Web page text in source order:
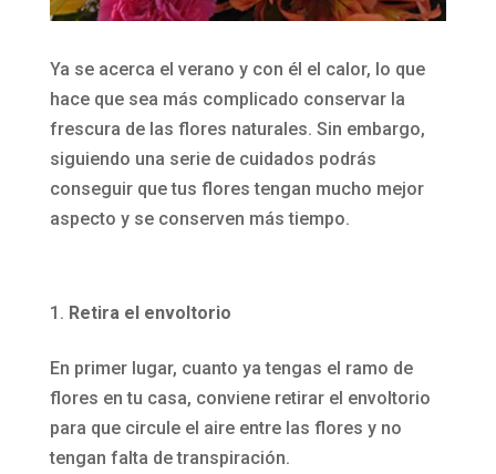
Ya se acerca el verano y con él el calor, lo que
hace que sea más complicado conservar la
frescura de las flores naturales. Sin embargo,
siguiendo una serie de cuidados podrás
conseguir que tus flores tengan mucho mejor
aspecto y se conserven más tiempo.
Retira el envoltorio
En primer lugar, cuanto ya tengas el ramo de
flores en tu casa, conviene retirar el envoltorio
para que circule el aire entre las flores y no
tengan falta de transpiración.